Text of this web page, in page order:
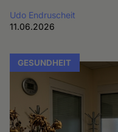
Udo Endruscheit
11.06.2026
GESUNDHEIT